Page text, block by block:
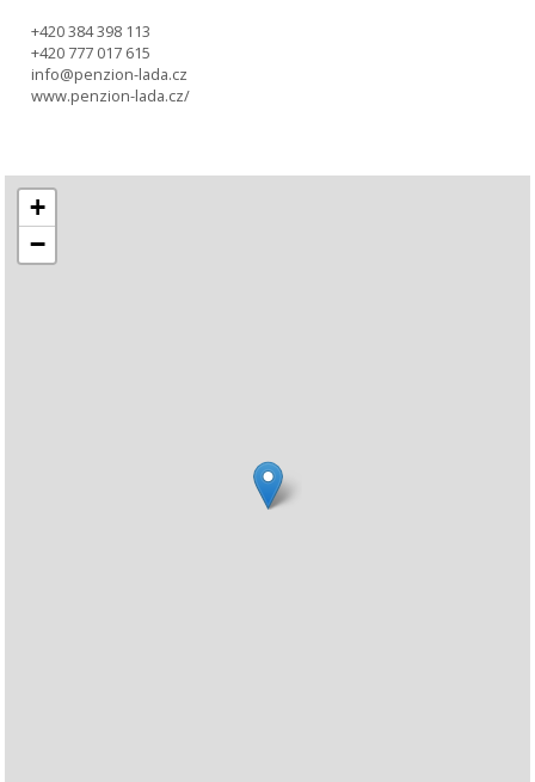
+420 384 398 113
+420 777 017 615
info@penzion-lada.cz
www.penzion-lada.cz/
+
−